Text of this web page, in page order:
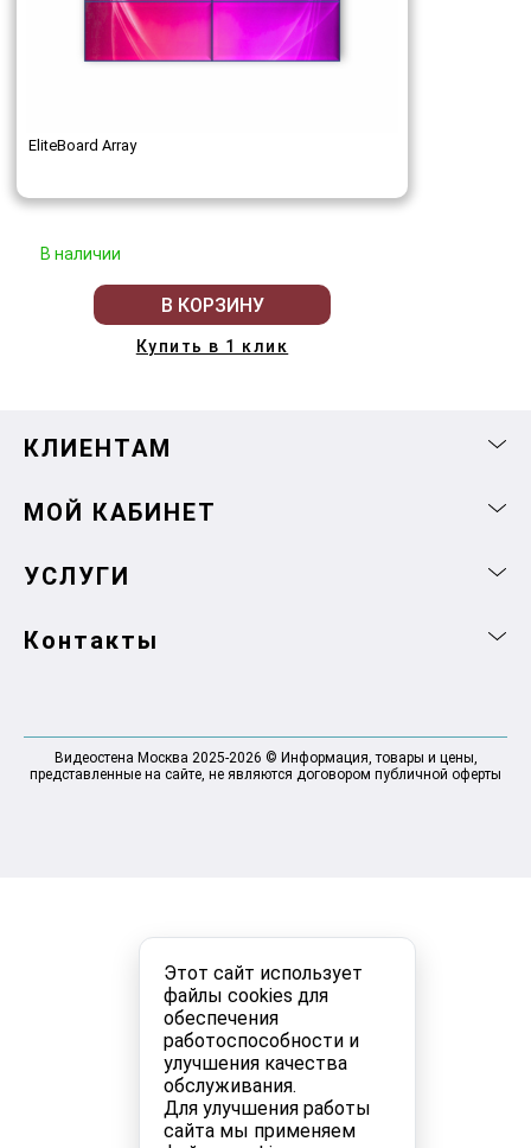
Этот сайт использует
файлы cookies для
обеспечения
работоспособности и
улучшения качества
обслуживания.
Для улучшения работы
сайта мы применяем
EliteBoard Array
В наличии
В КОРЗИНУ
Купить в 1 клик
КЛИЕНТАМ
МОЙ КАБИНЕТ
УСЛУГИ
Контакты
Видеостена Москва 2025-2026 © Информация, товары и цены,
представленные на сайте, не являются договором публичной оферты